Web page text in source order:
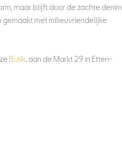
maar blijft door de zachte denim
met milieuvriendelijke
Butik, aan de Markt 29 in Etten-